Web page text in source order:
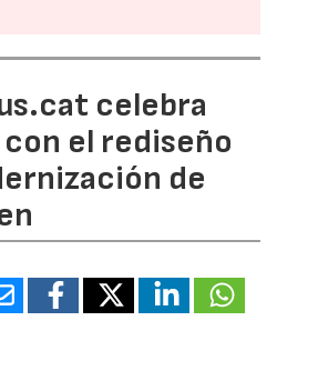
celebra
con el rediseño
de